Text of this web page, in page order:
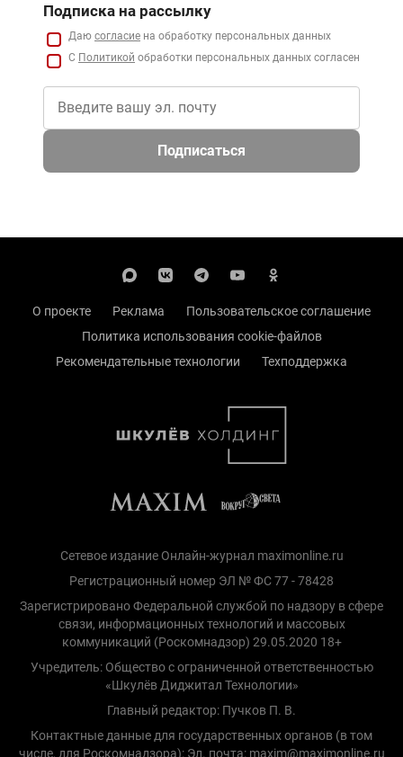
Подписка на рассылку
Даю согласие на обработку персональных данных
С Политикой обработки персональных данных согласен
Подписаться
О проекте Реклама
Пользовательское соглашение
Политика использования cookie-файлов
Рекомендательные технологии
Техподдержка
Сетевое издание Онлайн-журнал maximonline.ru
Регистрационный номер ЭЛ № ФС 77 - 78428
Зарегистрировано Федеральной службой по надзору в сфере
связи, информационных технологий и массовых
коммуникаций (Роскомнадзор) 29.05.2020 18+
Учредитель: Общество с ограниченной ответственностью
«Шкулёв Диджитал Технологии»
Главный редактор: Пучков П. В.
Контактные данные для государственных органов (в том
числе, для Роскомнадзора): Эл. почта: maxim@maximonline.ru